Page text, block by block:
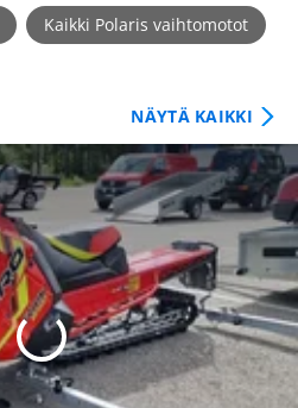
Kaikki Polaris vaihtomotot
NÄYTÄ KAIKKI